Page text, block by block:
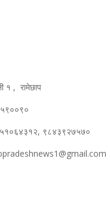
१ , रामेछाप
९८४३९२७५७०